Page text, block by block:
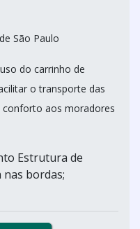
São Paulo
do carrinho de
o transporte das
aos moradores
Estrutura de
bordas;